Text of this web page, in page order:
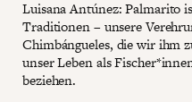
Luisana Antúnez: Palmarito
Traditionen – unsere
Chimbángueles, die wir ihm
unser Leben als
beziehen.